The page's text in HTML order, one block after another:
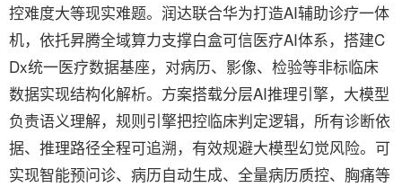
控难度大等现实难题。润达联合华为打造AI辅助诊疗一体
机，依托昇腾全域算力支撑白盒可信医疗AI体系，搭建C
Dx统一医疗数据基座，对病历、影像、检验等非标临床
数据实现结构化解析。方案搭载分层AI推理引擎，大模型
负责语义理解，规则引擎把控临床判定逻辑，所有诊断依
据、推理路径全程可追溯，有效规避大模型幻觉风险。可
实现智能预问诊、病历自动生成、全量病历质控、胸痛等